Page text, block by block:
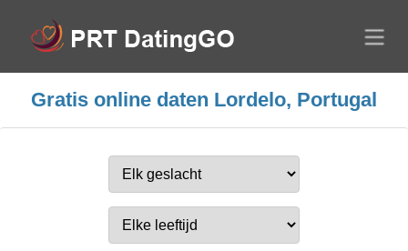
Gratis online daten Lordelo, Portugal